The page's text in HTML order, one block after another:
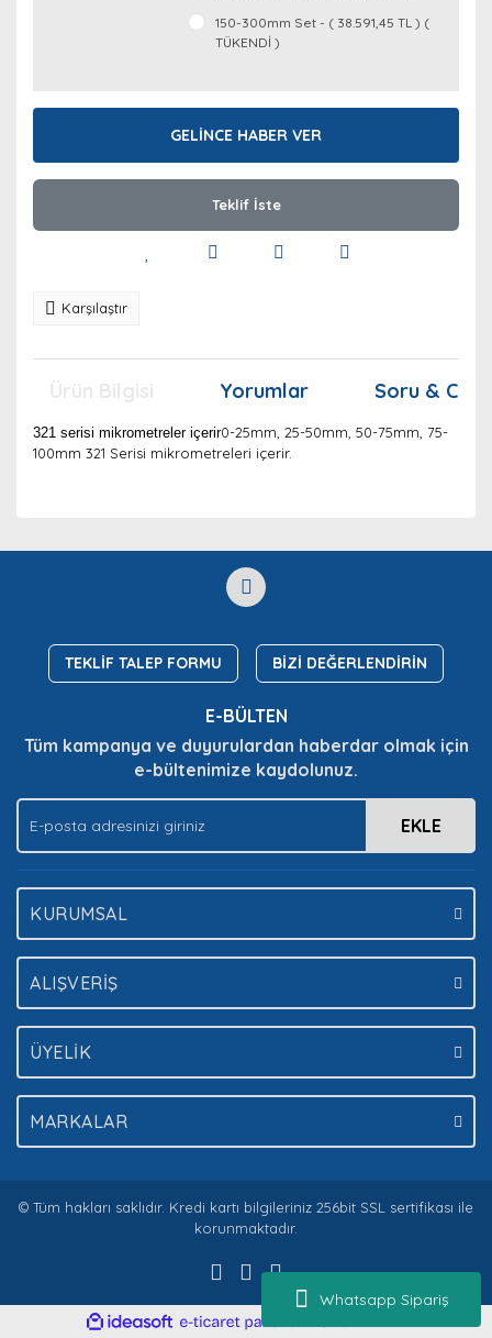
Whatsapp Sipariş
150-300mm Set - ( 38.591,45 TL ) (
TÜKENDİ )
GELİNCE HABER VER
Teklif İste
Karşılaştır
Yorumlar Soru &
321 serisi mikrometreler içerir0-25mm, 25-50mm, 50-75mm, 75-
100mm 321 Serisi mikrometreleri içerir.
Yorum Yaz
Soru Sor
formunu kullanarak tarafımıza iletebilirsiniz.
Görüş ve önerileriniz için teşekkür ederiz.
Ürün açıklamasında eksik bilgiler bulunuyor.
Ürün fiyatı diğer sitelerden daha pahalı.
Bu ürüne benzer farklı alternatifler olmalı.
TEKLİF TALEP FORMU BİZİ DEĞERLENDİRİN
E-BÜLTEN
Tüm kampanya ve duyurulardan haberdar olmak için
e-bültenimize kaydolunuz.
EKLE
KURUMSAL
ALIŞVERİŞ
ÜYELİK
MARKALAR
© Tüm hakları saklıdır. Kredi kartı bilgileriniz 256bit SSL sertifikası ile
korunmaktadır.
ideasoft